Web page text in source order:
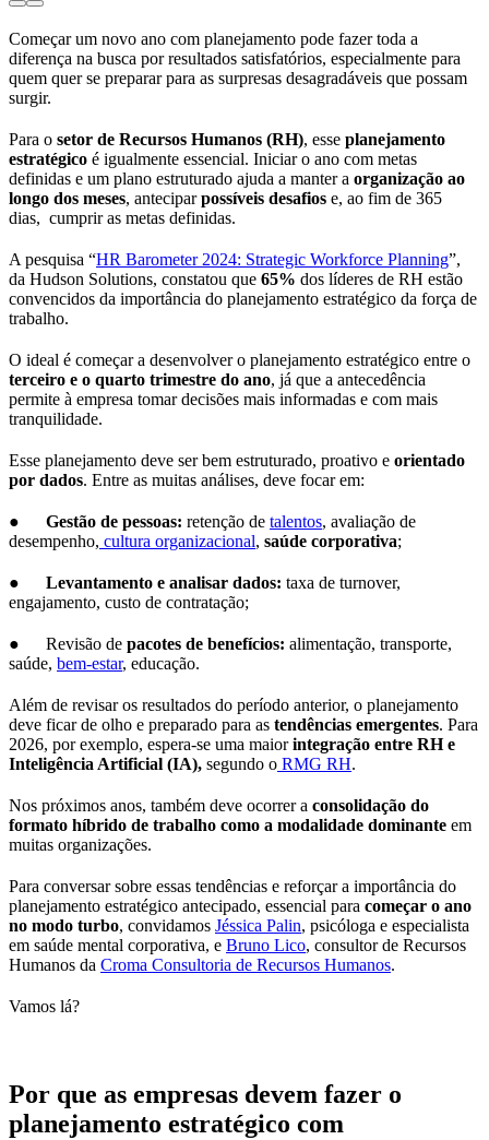
Começar um novo ano com planejamento pode fazer toda a
diferença na busca por resultados satisfatórios, especialmente para
quem quer se preparar para as surpresas desagradáveis que possam
surgir.
Para o setor de Recursos Humanos (RH), esse planejamento
estratégico é igualmente essencial. Iniciar o ano com metas
definidas e um plano estruturado ajuda a manter a organização ao
longo dos meses, anteciparpossíveis desafios e, ao fim de 365
dias, cumprir as metas definidas.
A pesquisa “HR Barometer 2024: Strategic Workforce Planning”,
da Hudson Solutions, constatou que 65% dos líderes de RH estão
convencidos da importância do planejamento estratégico da força de
trabalho.
O ideal é começar a desenvolver o planejamento estratégico entre o
terceiro e o quarto trimestre do ano, já que a antecedência
permite à empresa tomar decisões mais informadas e com mais
tranquilidade.
Esse planejamento deve ser bem estruturado, proativo e orientado
por dados. Entre as muitas análises, deve focar em:
● Gestão de pessoas: retenção de talentos, avaliação de
desempenho, cultura organizacional, saúde corporativa;
● Levantamento e analisar dados: taxa de turnover,
engajamento, custo de contratação;
● Revisão de pacotes de benefícios: alimentação, transporte,
saúde, bem-estar, educação.
Além de revisar os resultados do período anterior, o planejamento
deve ficar de olho e preparado para as tendências emergentes. Para
2026, por exemplo, espera-se uma maiorintegração entre RH e
Inteligência Artificial (IA), segundo o RMG RH.
Nos próximos anos, também deve ocorrer a consolidação do
formato híbrido de trabalho como a modalidade dominante em
muitas organizações.
Para conversar sobre essas tendências e reforçar a importância do
planejamento estratégico antecipado, essencial para começar o ano
no modo turbo, convidamos Jéssica Palin, psicóloga e especialista
em saúde mental corporativa, e Bruno Lico, consultor de Recursos
Humanos da Croma Consultoria de Recursos Humanos.
Vamos lá?
Por que as empresas devem fazer o
planejamento estratégico com